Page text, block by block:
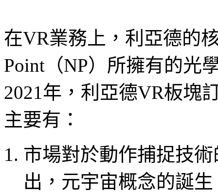
在VR業務上，利亞德的
Point（NP）所擁有的光
2021年，利亞德VR板塊
主要有：
市場對於動作捕捉技
出，元宇宙概念的誕